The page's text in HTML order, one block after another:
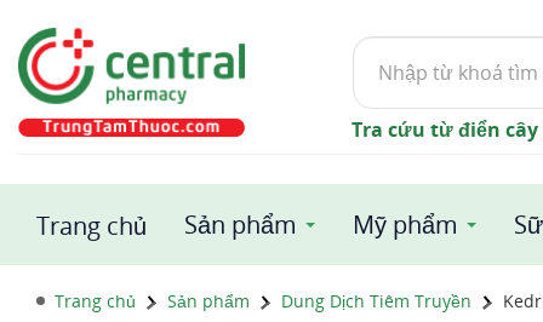
Tìm
kiếm
Tra cứu từ điển
Trang chủ Sản phẩm Mỹ phẩm
Trang chủ Sản phẩm Dung Dịch Tiêm Truyền